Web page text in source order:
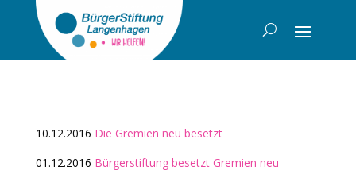
10.12.2016 Die Gremien neu besetzt
01.12.2016 Bürgerstiftung besetzt Gremien neu